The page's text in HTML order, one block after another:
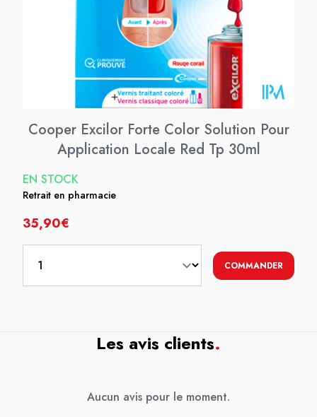
Cooper Excilor Forte Color Solution Pour
Application Locale Red Tp 30ml
EN STOCK
Retrait en pharmacie
35,90€
COMMANDER
Les avis clients.
Aucun avis pour le moment.